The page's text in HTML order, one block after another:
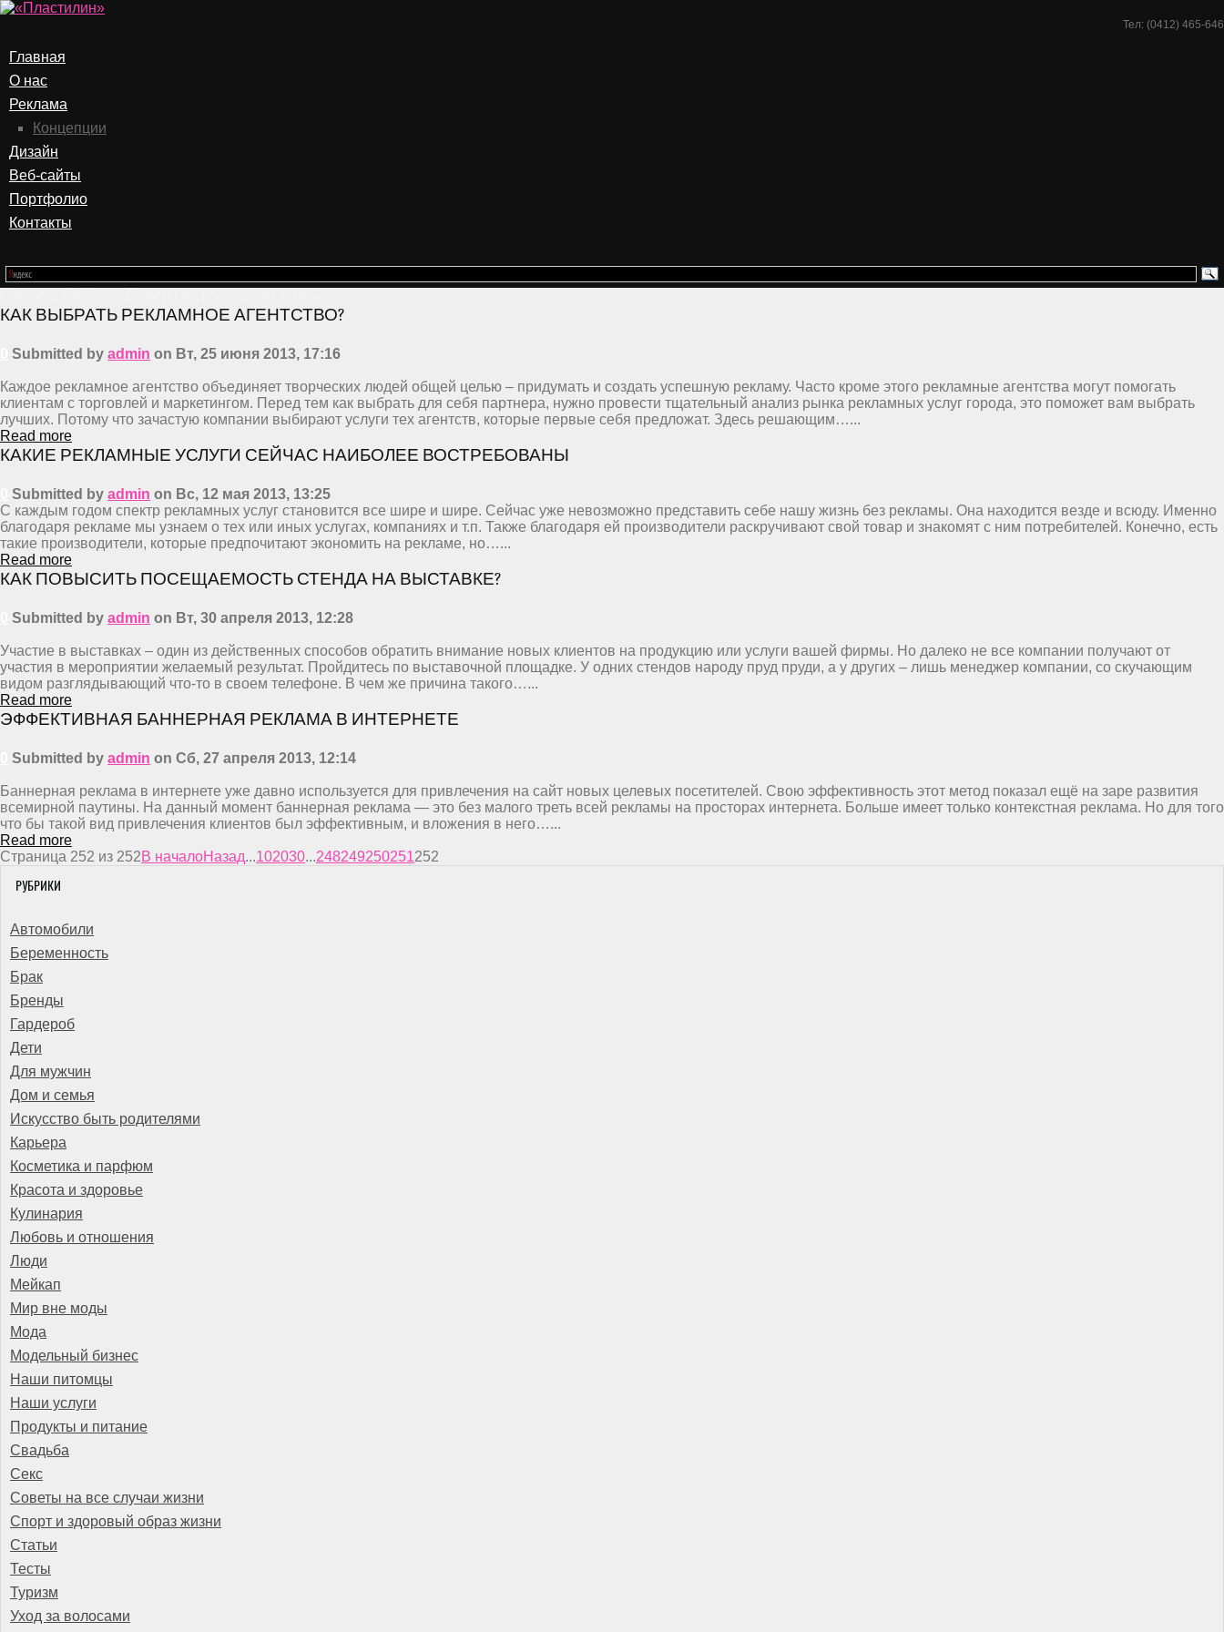
Тел: (0412) 465-646
Главная
О нас
Реклама
Концепции
Дизайн
Веб-сайты
Портфолио
Контакты
КАК ВЫБРАТЬ РЕКЛАМНОЕ АГЕНТСТВО?
Submitted by admin on Вт, 25 июня 2013, 17:16
Каждое рекламное агентство объединяет творческих людей общей целью – придумать и создать успешную рекламу. Часто кроме этого рекламные агентства могут помогать
клиентам с торговлей и маркетингом. Перед тем как выбрать для себя партнера, нужно провести тщательный анализ рынка рекламных услуг города, это поможет вам выбрать
лучших. Потому что зачастую компании выбирают услуги тех агентств, которые первые себя предложат. Здесь решающим…...
Read more
КАКИЕ РЕКЛАМНЫЕ УСЛУГИ СЕЙЧАС НАИБОЛЕЕ ВОСТРЕБОВАНЫ
Submitted by admin on Вс, 12 мая 2013, 13:25
С каждым годом спектр рекламных услуг становится все шире и шире. Сейчас уже невозможно представить себе нашу жизнь без рекламы. Она находится везде и всюду. Именно
благодаря рекламе мы узнаем о тех или иных услугах, компаниях и т.п. Также благодаря ей производители раскручивают свой товар и знакомят с ним потребителей. Конечно, есть
такие производители, которые предпочитают экономить на рекламе, но…...
Read more
КАК ПОВЫСИТЬ ПОСЕЩАЕМОСТЬ СТЕНДА НА ВЫСТАВКЕ?
Submitted by admin on Вт, 30 апреля 2013, 12:28
Участие в выставках – один из действенных способов обратить внимание новых клиентов на продукцию или услуги вашей фирмы. Но далеко не все компании получают от
участия в мероприятии желаемый результат. Пройдитесь по выставочной площадке. У одних стендов народу пруд пруди, а у других – лишь менеджер компании, со скучающим
видом разглядывающий что-то в своем телефоне. В чем же причина такого…...
Read more
ЭФФЕКТИВНАЯ БАННЕРНАЯ РЕКЛАМА В ИНТЕРНЕТЕ
Submitted by admin on Сб, 27 апреля 2013, 12:14
Баннерная реклама в интернете уже давно используется для привлечения на сайт новых целевых посетителей. Свою эффективность этот метод показал ещё на заре развития
всемирной паутины. На данный момент баннерная реклама — это без малого треть всей рекламы на просторах интернета. Больше имеет только контекстная реклама. Но для того
что бы такой вид привлечения клиентов был эффективным, и вложения в него…...
Read more
Страница 252 из 252В началоНазад...102030...248249250251252
РУБРИКИ
Автомобили
Беременность
Брак
Бренды
Гардероб
Дети
Для мужчин
Дом и семья
Искусство быть родителями
Карьера
Косметика и парфюм
Красота и здоровье
Кулинария
Любовь и отношения
Люди
Мейкап
Мир вне моды
Мода
Модельный бизнес
Наши питомцы
Наши услуги
Продукты и питание
Свадьба
Секс
Советы на все случаи жизни
Спорт и здоровый образ жизни
Статьи
Тесты
Туризм
Уход за волосами